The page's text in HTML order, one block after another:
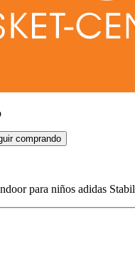
comprando
para niños adidas Stabil